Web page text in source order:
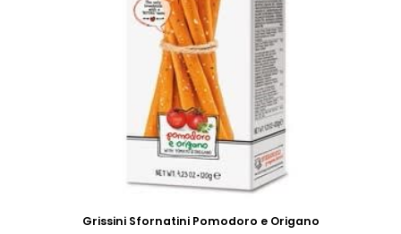
Grissini Sfornatini Pomodoro e Origano